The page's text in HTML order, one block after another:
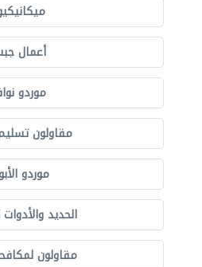
أعمال
موردو
مقاولون
موردو
الحديد
مقاولون